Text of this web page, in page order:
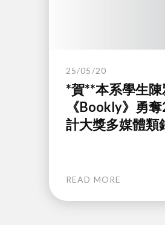
25/05/20
*賀**本系學生
《Bookly》勇
計大獎多媒體類
READ MORE